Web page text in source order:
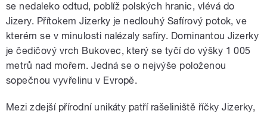
se nedaleko odtud, poblíž polských hranic, vlévá do
Jizery. Přítokem Jizerky je nedlouhý Safírový potok, ve
kterém se v minulosti nalézaly safíry. Dominantou Jizerky
je čedičový vrch Bukovec, který se tyčí do výšky 1 005
metrů nad mořem. Jedná se o nejvýše položenou
sopečnou vyvřelinu v Evropě.
Mezi zdejší přírodní unikáty patří rašeliniště říčky Jizerky,